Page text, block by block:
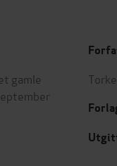
gamle